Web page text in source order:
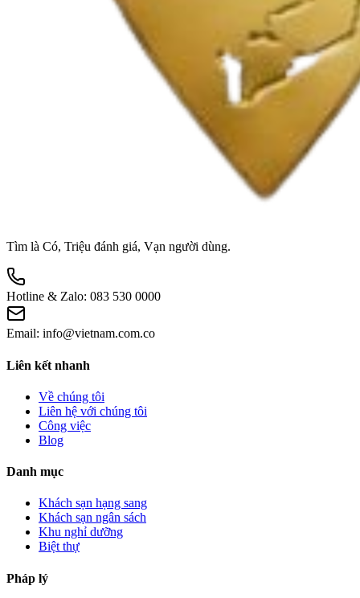
Tìm là Có, Triệu đánh giá, Vạn người dùng.
Hotline & Zalo: 083 530 0000
Email: info@vietnam.com.co
Liên kết nhanh
Về chúng tôi
Liên hệ với chúng tôi
Công việc
Blog
Danh mục
Khách sạn hạng sang
Khách sạn ngân sách
Khu nghỉ dưỡng
Biệt thự
Pháp lý